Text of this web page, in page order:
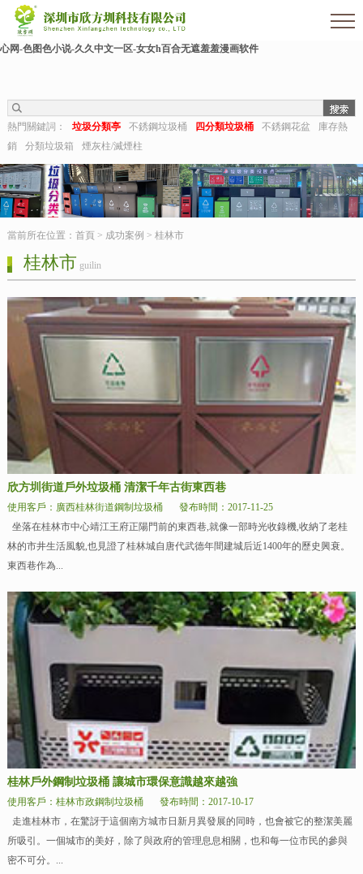
欧美伊人-麻豆精品一区二区三区-欧美日b视频-阿v天堂网-中文字幕第六页-狠狠干干-
国产h在线观看-国产嫩草视频-日日夜夜拍-亚洲第一视频网-毛片在线网站-五月婷婷开
心网-色图色小说-久久中文一区-女女h百合无遮羞羞漫画软件
熱門關鍵詞： 垃圾分類亭 不銹鋼垃圾桶 四分類垃圾桶 不銹鋼花盆
庫存熱
銷
分類垃圾箱 煙灰柱/滅煙柱
當前所在位置： 首頁> 成功案例 > 桂林市
桂林市 guilin
欣方圳街道戶外垃圾桶 清潔千年古街東西巷
使用客戶：廣西桂林街道鋼制垃圾桶
發布時間：2017-11-25
坐落在桂林市中心靖江王府正陽門前的東西巷,就像一部時光收錄機,收納了老桂
林的市井生活風貌,也見證了桂林城自唐代武德年間建城后近1400年的歷史興衰。
東西巷作為...
桂林戶外鋼制垃圾桶 讓城市環保意識越來越強
使用客戶：桂林市政鋼制垃圾桶
發布時間：2017-10-17
走進桂林市，在驚訝于這個南方城市日新月異發展的同時，也會被它的整潔美麗
所吸引。一個城市的美好，除了與政府的管理息息相關，也和每一位市民的參與
密不可分。...